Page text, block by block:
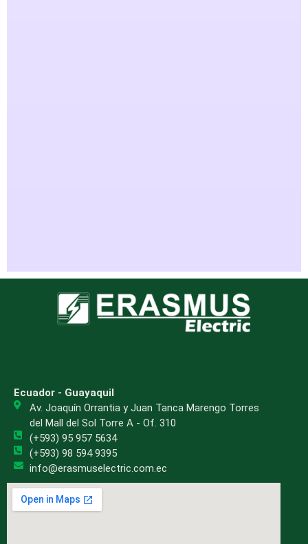
Ecuador - Guayaquil
Av. Joaquín Orrantia y Juan Tanca Marengo Torres
del Mall del Sol Torre A - Of. 310
(+593) 95 957 5634
(+593) 98 594 9395
info@erasmuselectric.com.ec